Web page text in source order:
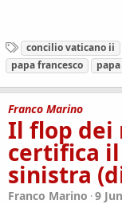
T
a
g
s
concilio vaticano ii
papa francesco
Franco Marino
Il flop dei
certifica
sinistra
Franco Marino 9